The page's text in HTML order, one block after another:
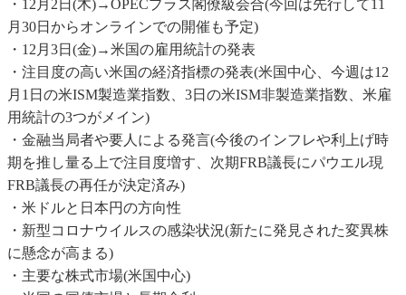
・12月2日(木)→OPECプラス閣僚級会合(今回は先行して11
月30日からオンラインでの開催も予定)
・12月3日(金)→米国の雇用統計の発表
・注目度の高い米国の経済指標の発表(米国中心、今週は12
月1日の米ISM製造業指数、3日の米ISM非製造業指数、米雇
用統計の3つがメイン)
・金融当局者や要人による発言(今後のインフレや利上げ時
期を推し量る上で注目度増す、次期FRB議長にパウエル現
FRB議長の再任が決定済み)
・米ドルと日本円の方向性
・新型コロナウイルスの感染状況(新たに発見された変異株
に懸念が高まる)
・主要な株式市場(米国中心)